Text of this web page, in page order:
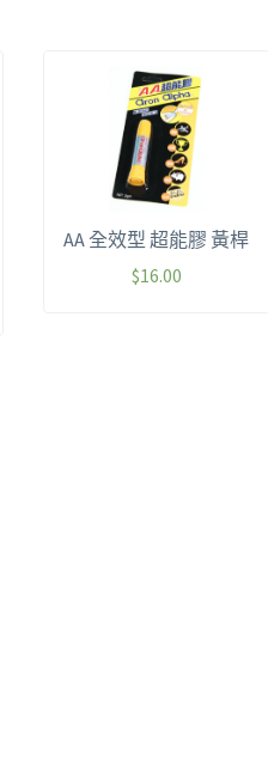
AA 全效型 超能膠 黃桿
$16.00